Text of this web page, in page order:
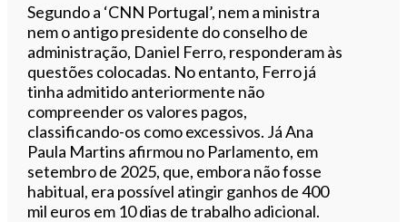
Segundo a ‘CNN Portugal’, nem a ministra
nem o antigo presidente do conselho de
administração, Daniel Ferro, responderam às
questões colocadas. No entanto, Ferro já
tinha admitido anteriormente não
compreender os valores pagos,
classificando-os como excessivos. Já Ana
Paula Martins afirmou no Parlamento, em
setembro de 2025, que, embora não fosse
habitual, era possível atingir ganhos de 400
mil euros em 10 dias de trabalho adicional.